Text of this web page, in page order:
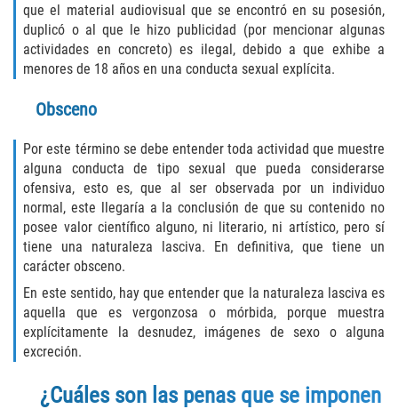
Robo
Robo 459 PC
Hurto Mayor
Delitos Sexuales
Actos Lascivos con un Menor
Copulación oral forzada
Molestar A Un Niño Menor de 18
que el material audiovisual que se encontró en su posesión,
duplicó o al que le hizo publicidad (por mencionar algunas
actividades en concreto) es ilegal, debido a que exhibe a
menores de 18 años en una conducta sexual explícita.
Obsceno
Por este término se debe entender toda actividad que muestre
alguna conducta de tipo sexual que pueda considerarse
ofensiva, esto es, que al ser observada por un individuo
normal, este llegaría a la conclusión de que su contenido no
posee valor científico alguno, ni literario, ni artístico, pero sí
tiene una naturaleza lasciva. En definitiva, que tiene un
carácter obsceno.
En este sentido, hay que entender que la naturaleza lasciva es
aquella que es vergonzosa o mórbida, porque muestra
explícitamente la desnudez, imágenes de sexo o alguna
excreción.
¿Cuáles son las penas que se imponen